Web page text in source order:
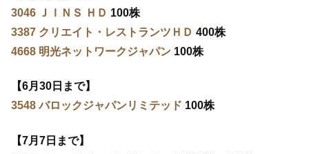
3046 ＪＩＮＳ ＨＤ 100株
3387 クリエイト・レストランツＨＤ 400株
4668 明光ネットワークジャパン 100株
【6月30日まで】
3548 バロックジャパンリミテッド 100株
【7月7日まで】